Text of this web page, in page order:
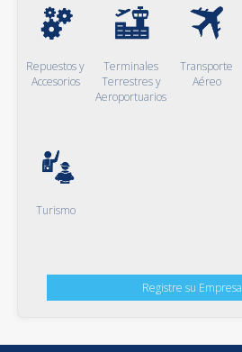
Repuestos y
Accesorios
Terminales
Terrestres y
Aeroportuarios
Transporte
Aéreo
Turismo
Registre su Empresa